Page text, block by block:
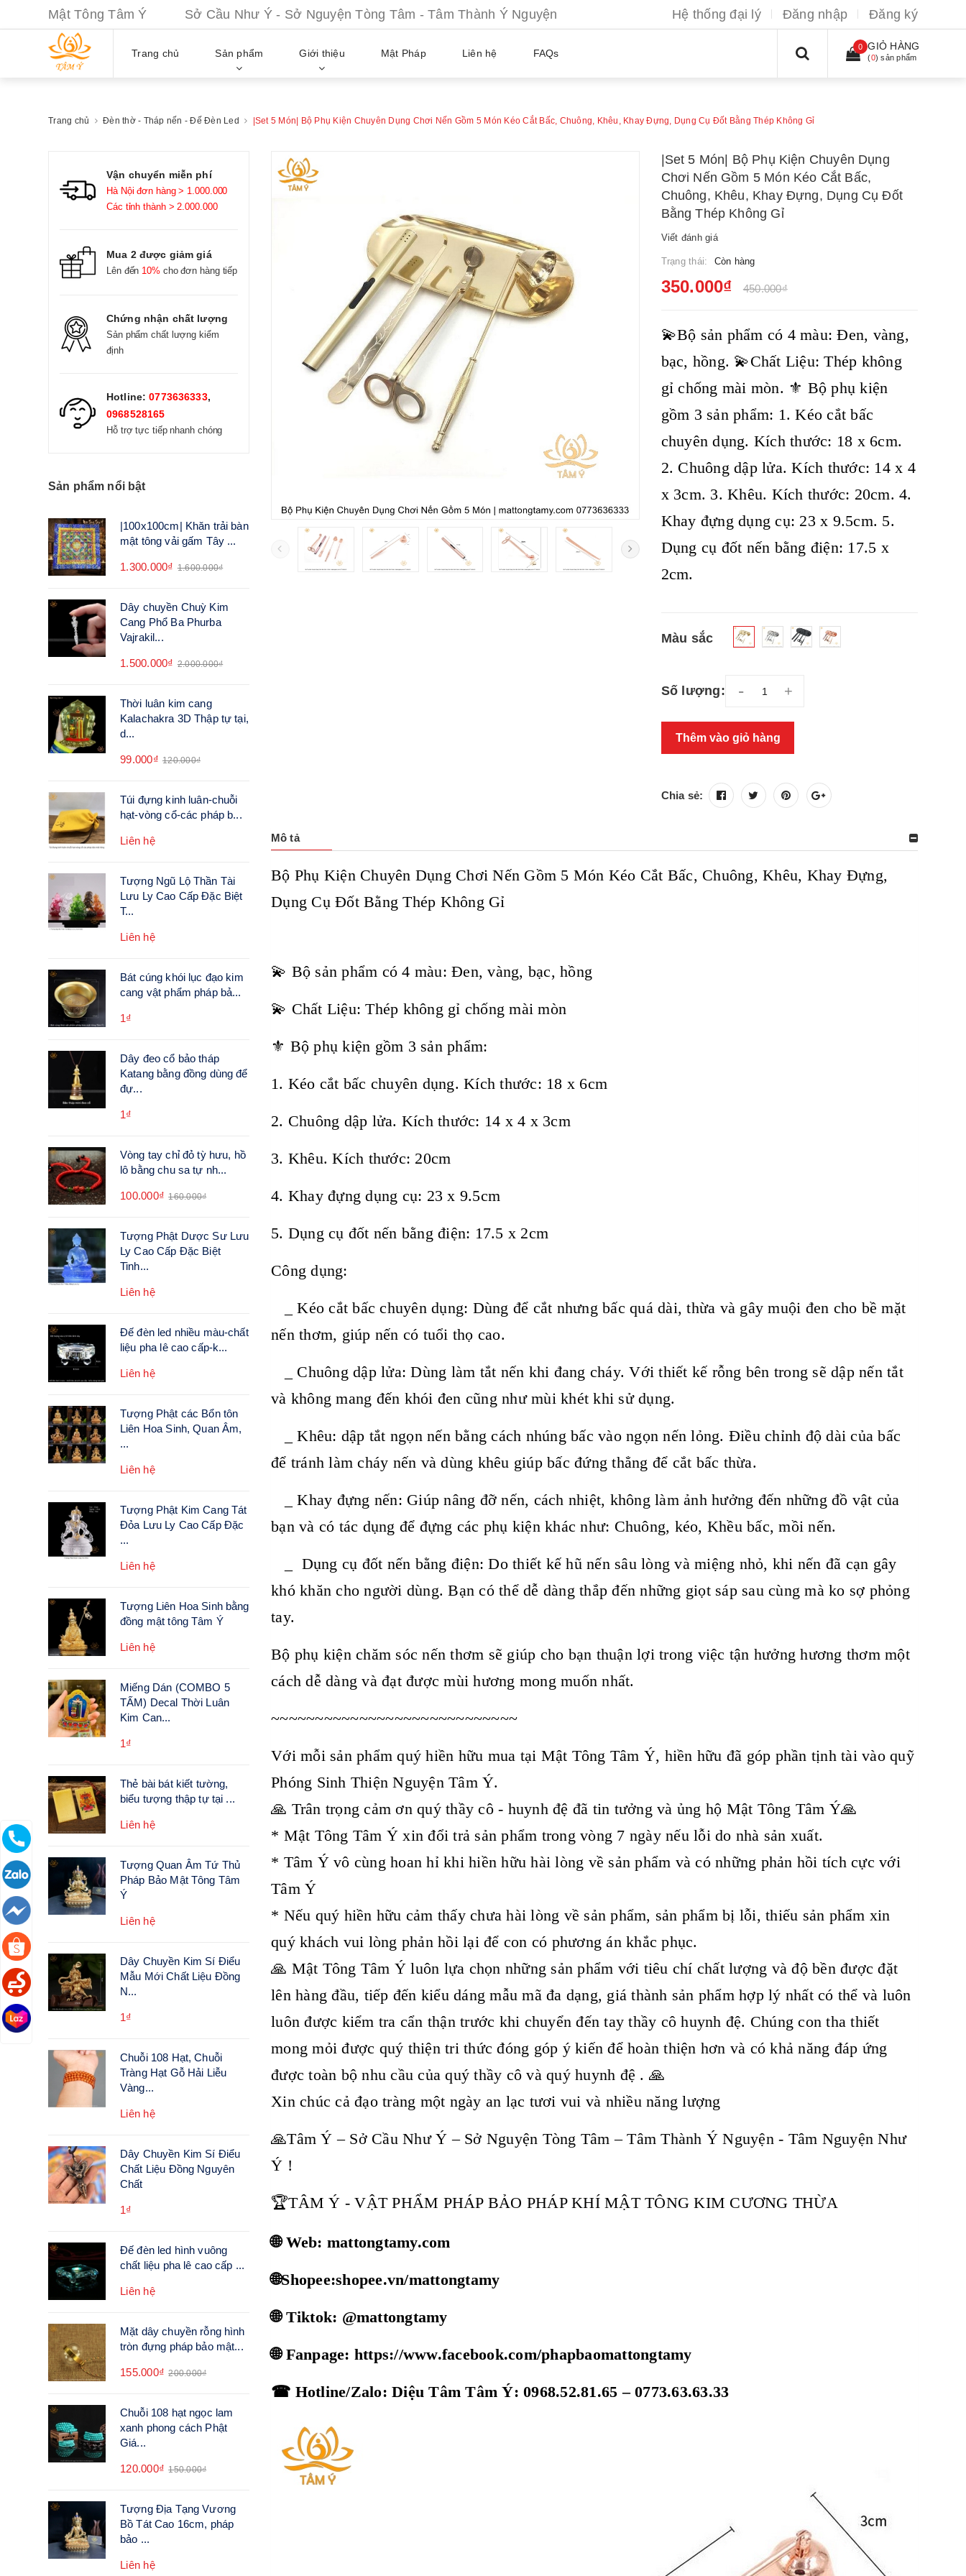
Mật Tông Tâm Ý Sở Cầu Như Ý - Sở Nguyện Tòng Tâm - Tâm Thành Ý Nguyện Hệ thống đại lý Đăng nhập Đăng ký
Trang chủ Sản phẩm Giới thiệu Mật Pháp Liên hệ FAQs
0 GIỎ HÀNG
(0) sản phẩm
Trang chủ Đèn thờ - Tháp nến - Đế Đèn Led |Set 5 Món| Bộ Phụ Kiện Chuyên Dụng Chơi Nến Gồm 5 Món Kéo Cắt Bấc, Chuông, Khêu, Khay Đựng, Dụng Cụ Đốt Bằng Thép Không Gỉ
Vận chuyển miễn phí
Hà Nội đơn hàng > 1.000.000
Các tỉnh thành > 2.000.000
Mua 2 được giảm giá
Lên đến 10% cho đơn hàng tiếp
Chứng nhận chất lượng
Sản phẩm chất lượng kiểm
định
Hotline:0773636333,
0968528165
Hỗ trợ tực tiếp nhanh chóng
Sản phẩm nổi bật
|100x100cm| Khăn trải bàn
mật tông vải gấm Tây ...
1.300.000₫ 1.600.000₫
Dây chuyền Chuỳ Kim
Cang Phổ Ba Phurba
Vajrakil...
1.500.000₫ 2.000.000₫
Thời luân kim cang
Kalachakra 3D Thập tự tại,
d...
99.000₫ 120.000₫
Túi đựng kinh luân-chuỗi
hạt-vòng cổ-các pháp b...
Liên hệ
Tượng Ngũ Lộ Thần Tài
Lưu Ly Cao Cấp Đặc Biệt
T...
Liên hệ
Bát cúng khói lục đạo kim
cang vật phẩm pháp bả...
1₫
Dây đeo cổ bảo tháp
Katang bằng đồng dùng để
đự...
1₫
Vòng tay chỉ đỏ tỳ hưu, hồ
lô bằng chu sa tự nh...
100.000₫ 160.000₫
Tượng Phật Dược Sư Lưu
Ly Cao Cấp Đặc Biệt
Tinh...
Liên hệ
Đế đèn led nhiều màu-chất
liệu pha lê cao cấp-k...
Liên hệ
Tượng Phật các Bổn tôn
Liên Hoa Sinh, Quan Âm,
...
Liên hệ
Tượng Phật Kim Cang Tát
Đỏa Lưu Ly Cao Cấp Đặc
...
Liên hệ
Tượng Liên Hoa Sinh bằng
đồng mật tông Tâm Ý
Liên hệ
Miếng Dán (COMBO 5
TẤM) Decal Thời Luân
Kim Can...
1₫
Thẻ bài bát kiết tường,
biểu tượng thập tự tại ...
Liên hệ
Tượng Quan Âm Tứ Thủ
Pháp Bảo Mật Tông Tâm
Ý
Liên hệ
Dây Chuyền Kim Sí Điểu
Mẫu Mới Chất Liệu Đồng
N...
1₫
Chuỗi 108 Hạt, Chuỗi
Tràng Hạt Gỗ Hải Liễu
Vàng...
Liên hệ
Dây Chuyền Kim Sí Điểu
Chất Liệu Đồng Nguyên
Chất
1₫
Đế đèn led hình vuông
chất liệu pha lê cao cấp ...
Liên hệ
Mặt dây chuyền rỗng hình
tròn đựng pháp bảo mật...
155.000₫ 200.000₫
Chuỗi 108 hạt ngọc lam
xanh phong cách Phật
Giá...
120.000₫ 150.000₫
Tượng Địa Tạng Vương
Bồ Tát Cao 16cm, pháp
bảo ...
Liên hệ
|Set 5 Món| Bộ Phụ Kiện Chuyên Dụng
Chơi Nến Gồm 5 Món Kéo Cắt Bấc,
Chuông, Khêu, Khay Đựng, Dụng Cụ Đốt
Bằng Thép Không Gỉ
Viết đánh giá
Trạng thái: Còn hàng
350.000₫ 450.000₫
💫Bộ sản phẩm có 4 màu: Đen, vàng,
bạc, hồng. 💫Chất Liệu: Thép không
gỉ chống mài mòn. ⚜️ Bộ phụ kiện
gồm 3 sản phẩm: 1. Kéo cắt bấc
chuyên dụng. Kích thước: 18 x 6cm.
2. Chuông dập lửa. Kích thước: 14 x 4
x 3cm. 3. Khêu. Kích thước: 20cm. 4.
Khay đựng dụng cụ: 23 x 9.5cm. 5.
Dụng cụ đốt nến bằng điện: 17.5 x
2cm.
Màu sắc
Số lượng: - +
Thêm vào giỏ hàng
Chia sẻ:
Mô tả
Bộ Phụ Kiện Chuyên Dụng Chơi Nến Gồm 5 Món Kéo Cắt Bấc, Chuông, Khêu, Khay Đựng,
Dụng Cụ Đốt Bằng Thép Không Gỉ
💫 Bộ sản phẩm có 4 màu: Đen, vàng, bạc, hồng
💫 Chất Liệu: Thép không gỉ chống mài mòn
⚜️ Bộ phụ kiện gồm 3 sản phẩm:
1. Kéo cắt bấc chuyên dụng. Kích thước: 18 x 6cm
2. Chuông dập lửa. Kích thước: 14 x 4 x 3cm
3. Khêu. Kích thước: 20cm
4. Khay đựng dụng cụ: 23 x 9.5cm
5. Dụng cụ đốt nến bằng điện: 17.5 x 2cm
Công dụng:
_ Kéo cắt bấc chuyên dụng: Dùng để cắt nhưng bấc quá dài, thừa và gây muội đen cho bề mặt
nến thơm, giúp nến có tuổi thọ cao.
_ Chuông dập lửa: Dùng làm tắt nến khi đang cháy. Với thiết kế rỗng bên trong sẽ dập nến tắt
và không mang đến khói đen cũng như mùi khét khi sử dụng.
_ Khêu: dập tắt ngọn nến bằng cách nhúng bấc vào ngọn nến lỏng. Điều chỉnh độ dài của bấc
để tránh làm cháy nến và dùng khêu giúp bấc đứng thẳng để cắt bấc thừa.
_ Khay đựng nến: Giúp nâng đỡ nến, cách nhiệt, không làm ảnh hưởng đến những đồ vật của
bạn và có tác dụng để đựng các phụ kiện khác như: Chuông, kéo, Khều bấc, mồi nến.
_ Dụng cụ đốt nến bằng điện: Do thiết kế hũ nến sâu lòng và miệng nhỏ, khi nến đã cạn gây
khó khăn cho người dùng. Bạn có thể dễ dàng thắp đến những giọt sáp sau cùng mà ko sợ phỏng
tay.
Bộ phụ kiện chăm sóc nến thơm sẽ giúp cho bạn thuận lợi trong việc tận hưởng hương thơm một
cách dễ dàng và đạt được mùi hương mong muốn nhất.
~~~~~~~~~~~~~~~~~~~~~~~~~~~~
Với mỗi sản phẩm quý hiền hữu mua tại Mật Tông Tâm Ý, hiền hữu đã góp phần tịnh tài vào quỹ
Phóng Sinh Thiện Nguyện Tâm Ý.
🙏 Trân trọng cảm ơn quý thầy cô - huynh đệ đã tin tưởng và ủng hộ Mật Tông Tâm Ý🙏
* Mật Tông Tâm Ý xin đổi trả sản phẩm trong vòng 7 ngày nếu lỗi do nhà sản xuất.
* Tâm Ý vô cùng hoan hỉ khi hiền hữu hài lòng về sản phẩm và có những phản hồi tích cực với
Tâm Ý
* Nếu quý hiền hữu cảm thấy chưa hài lòng về sản phẩm, sản phẩm bị lỗi, thiếu sản phẩm xin
quý khách vui lòng phản hồi lại để con có phương án khắc phục.
🙏 Mật Tông Tâm Ý luôn lựa chọn những sản phẩm với tiêu chí chất lượng và độ bền được đặt
lên hàng đầu, tiếp đến kiểu dáng mẫu mã đa dạng, giá thành sản phẩm hợp lý nhất có thể và luôn
luôn được kiểm tra cẩn thận trước khi chuyển đến tay thầy cô huynh đệ. Chúng con tha thiết
mong mỏi được quý thiện tri thức đóng góp ý kiến để hoàn thiện hơn và có khả năng đáp ứng
được toàn bộ nhu cầu của quý thầy cô và quý huynh đệ . 🙏
Xin chúc cả đạo tràng một ngày an lạc tươi vui và nhiều năng lượng
🙏Tâm Ý – Sở Cầu Như Ý – Sở Nguyện Tòng Tâm – Tâm Thành Ý Nguyện - Tâm Nguyện Như
Ý !
🏆TÂM Ý - VẬT PHẨM PHÁP BẢO PHÁP KHÍ MẬT TÔNG KIM CƯƠNG THỪA
🌐 Web: mattongtamy.com
🌐Shopee:shopee.vn/mattongtamy
🌐 Tiktok: @mattongtamy
🌐 Fanpage: https://www.facebook.com/phapbaomattongtamy
☎ Hotline/Zalo: Diệu Tâm Tâm Ý: 0968.52.81.65 – 0773.63.63.33